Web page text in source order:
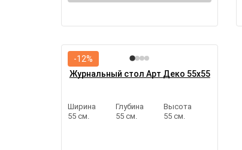
Журнальный стол Арт Деко 55х55
Ширина
55 см.
Глубина
55 см.
Высота
55 см.
-12%